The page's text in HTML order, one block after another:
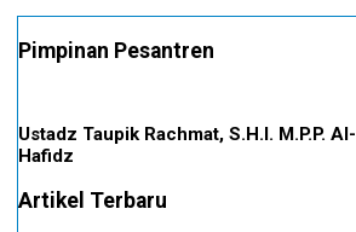
Pimpinan Pesantren
Ustadz Taupik Rachmat, S.H.I. M.P.P. Al-
Hafidz
Artikel Terbaru